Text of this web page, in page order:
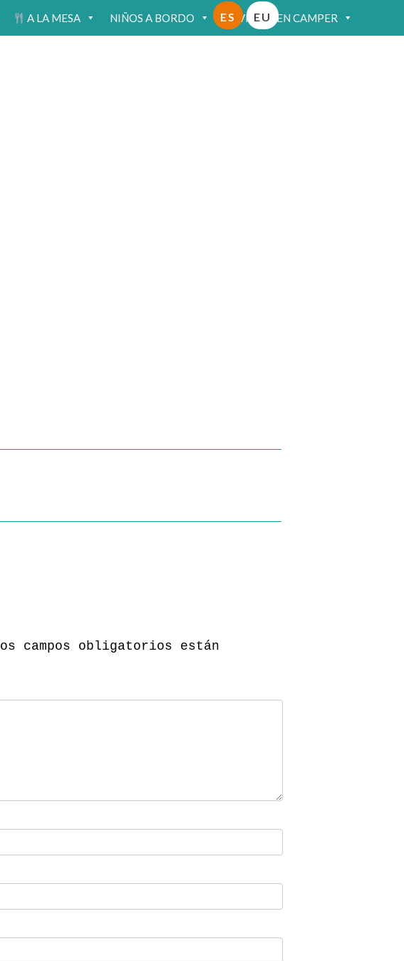
A LA MESA NIÑOS A BORDO VIAJAR EN CAMPER
ES EU
campos obligatorios están